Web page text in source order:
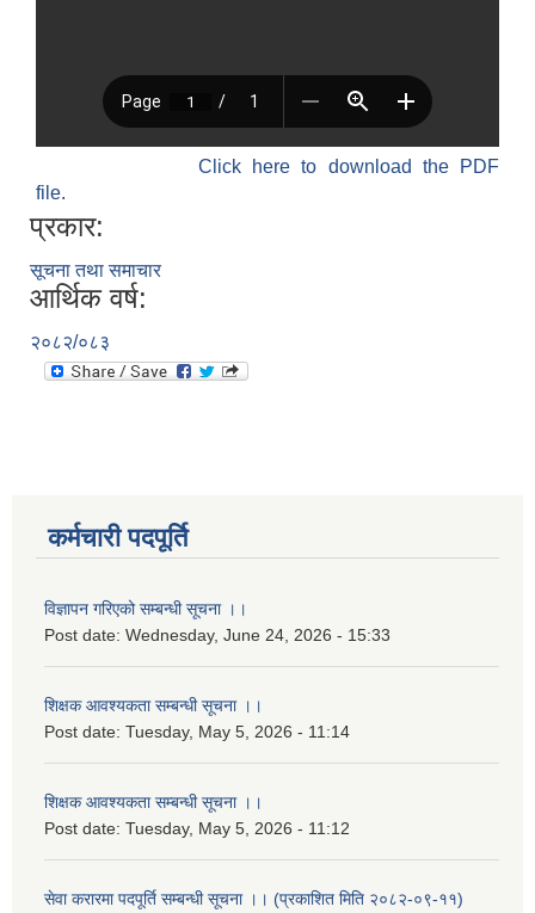
Click here to download the PDF
file.
प्रकार:
सूचना तथा समाचार
आर्थिक वर्ष:
२०८२/०८३
कर्मचारी पदपूर्ति
विज्ञापन गरिएको सम्बन्धी सूचना ।।
Post date: Wednesday, June 24, 2026 - 15:33
शिक्षक आवश्यकता सम्बन्धी सूचना ।।
Post date: Tuesday, May 5, 2026 - 11:14
शिक्षक आवश्यकता सम्बन्धी सूचना ।।
Post date: Tuesday, May 5, 2026 - 11:12
सेवा करारमा पदपूर्ति सम्बन्धी सूचना ।। (प्रकाशित मिति २०८२-०९-११)